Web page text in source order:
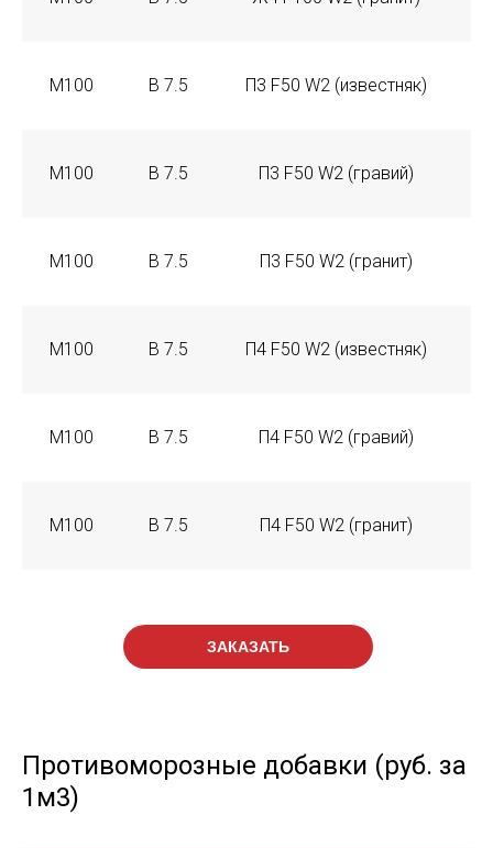
М100 В 7.5 П3 F50 W2 (известняк)
М100 В 7.5 П3 F50 W2 (гравий)
М100 В 7.5 П3 F50 W2 (гранит)
М100 В 7.5 П4 F50 W2 (известняк)
М100 В 7.5 П4 F50 W2 (гравий)
М100 В 7.5 П4 F50 W2 (гранит)
ЗАКАЗАТЬ
Противоморозные добавки (руб. за
1м3)